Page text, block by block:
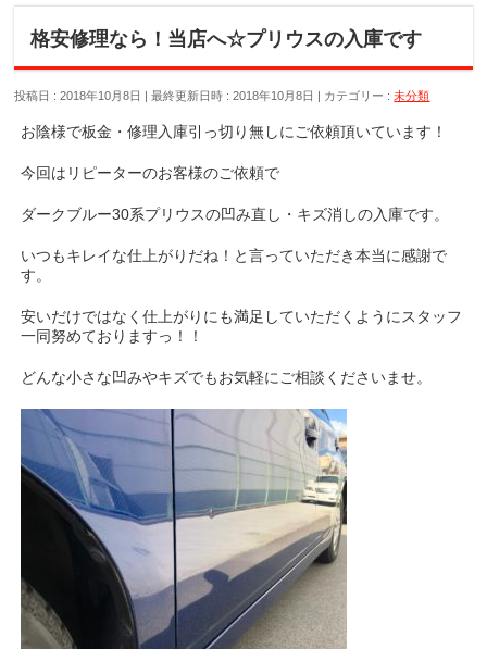
格安修理なら！当店へ☆プリウスの入庫です
投稿日 : 2018年10月8日 最終更新日時 : 2018年10月8日 カテゴリー :未分類
お陰様で板金・修理入庫引っ切り無しにご依頼頂いています！
今回はリピーターのお客様のご依頼で
ダークブルー30系プリウスの凹み直し・キズ消しの入庫です。
いつもキレイな仕上がりだね！と言っていただき本当に感謝で
す。
安いだけではなく仕上がりにも満足していただくようにスタッフ
一同努めておりますっ！！
どんな小さな凹みやキズでもお気軽にご相談くださいませ。